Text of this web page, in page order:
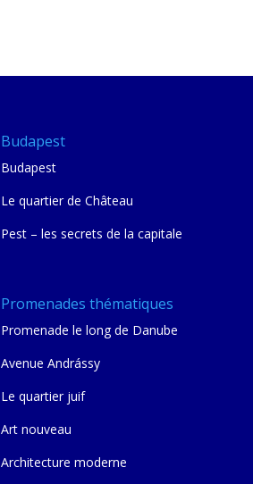
Budapest
Budapest
Le quartier de Château
Pest – les secrets de la capitale
Promenades thématiques
Promenade le long de Danube
Avenue Andrássy
Le quartier juif
Art nouveau
Architecture moderne